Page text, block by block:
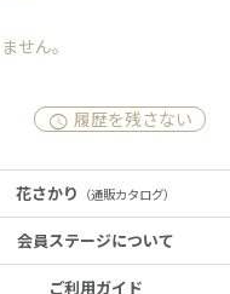
せん。
履歴を残さない
花さかり （通販カタログ）
会員ステージについて
ご利用ガイド